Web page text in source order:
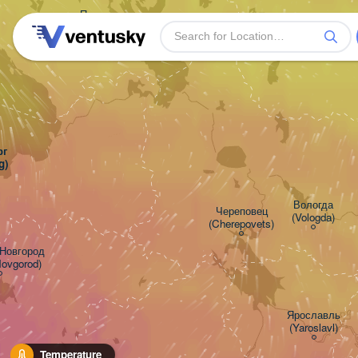
Temperature
Петрозаводск
(Petrozavodsk)
Ярославль
(Yaroslavl)
Череповец
(Cherepovets)
Вологда
(Vologda)